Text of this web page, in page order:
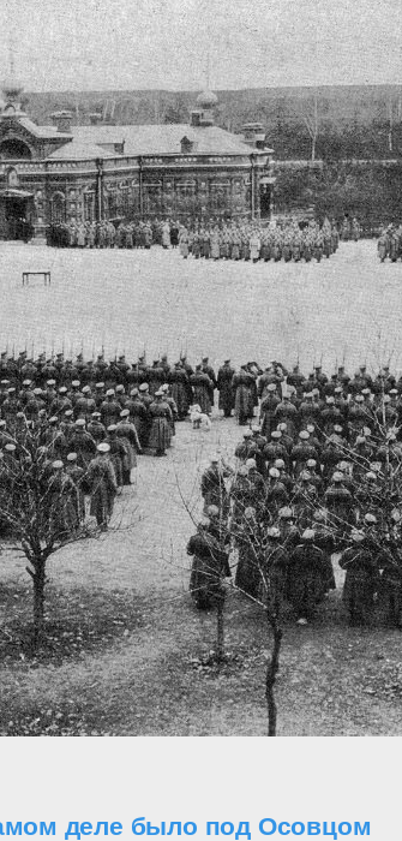
деле было под Осовцом